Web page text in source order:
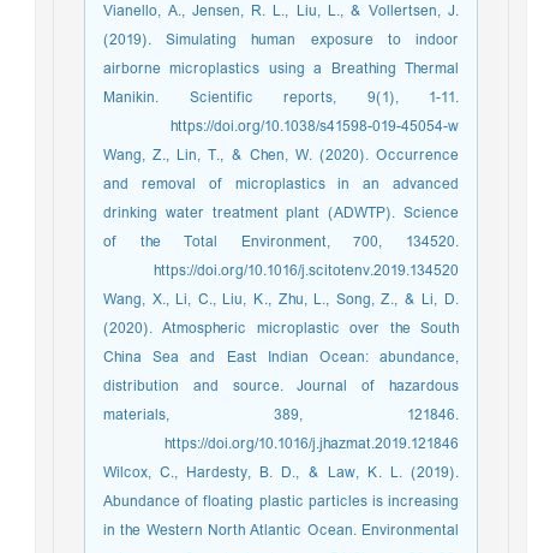
Vianello, A., Jensen, R. L., Liu, L., & Vollertsen, J.
(2019). Simulating human exposure to indoor
airborne microplastics using a Breathing Thermal
Manikin. Scientific reports, 9(1), 1-11.
https://doi.org/10.1038/s41598-019-45054-w
Wang, Z., Lin, T., & Chen, W. (2020). Occurrence
and removal of microplastics in an advanced
drinking water treatment plant (ADWTP). Science
of the Total Environment, 700, 134520.
https://doi.org/10.1016/j.scitotenv.2019.134520
Wang, X., Li, C., Liu, K., Zhu, L., Song, Z., & Li, D.
(2020). Atmospheric microplastic over the South
China Sea and East Indian Ocean: abundance,
distribution and source. Journal of hazardous
materials, 389, 121846.
https://doi.org/10.1016/j.jhazmat.2019.121846
Wilcox, C., Hardesty, B. D., & Law, K. L. (2019).
Abundance of floating plastic particles is increasing
in the Western North Atlantic Ocean. Environmental